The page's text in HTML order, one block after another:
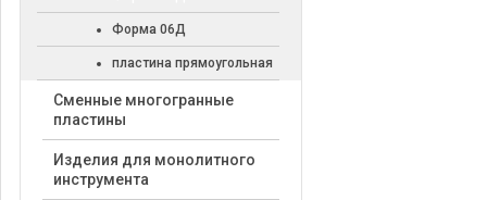
Форма 06Д
пластина прямоугольная
Cменные многогранные
пластины
Изделия для монолитного
инструмента